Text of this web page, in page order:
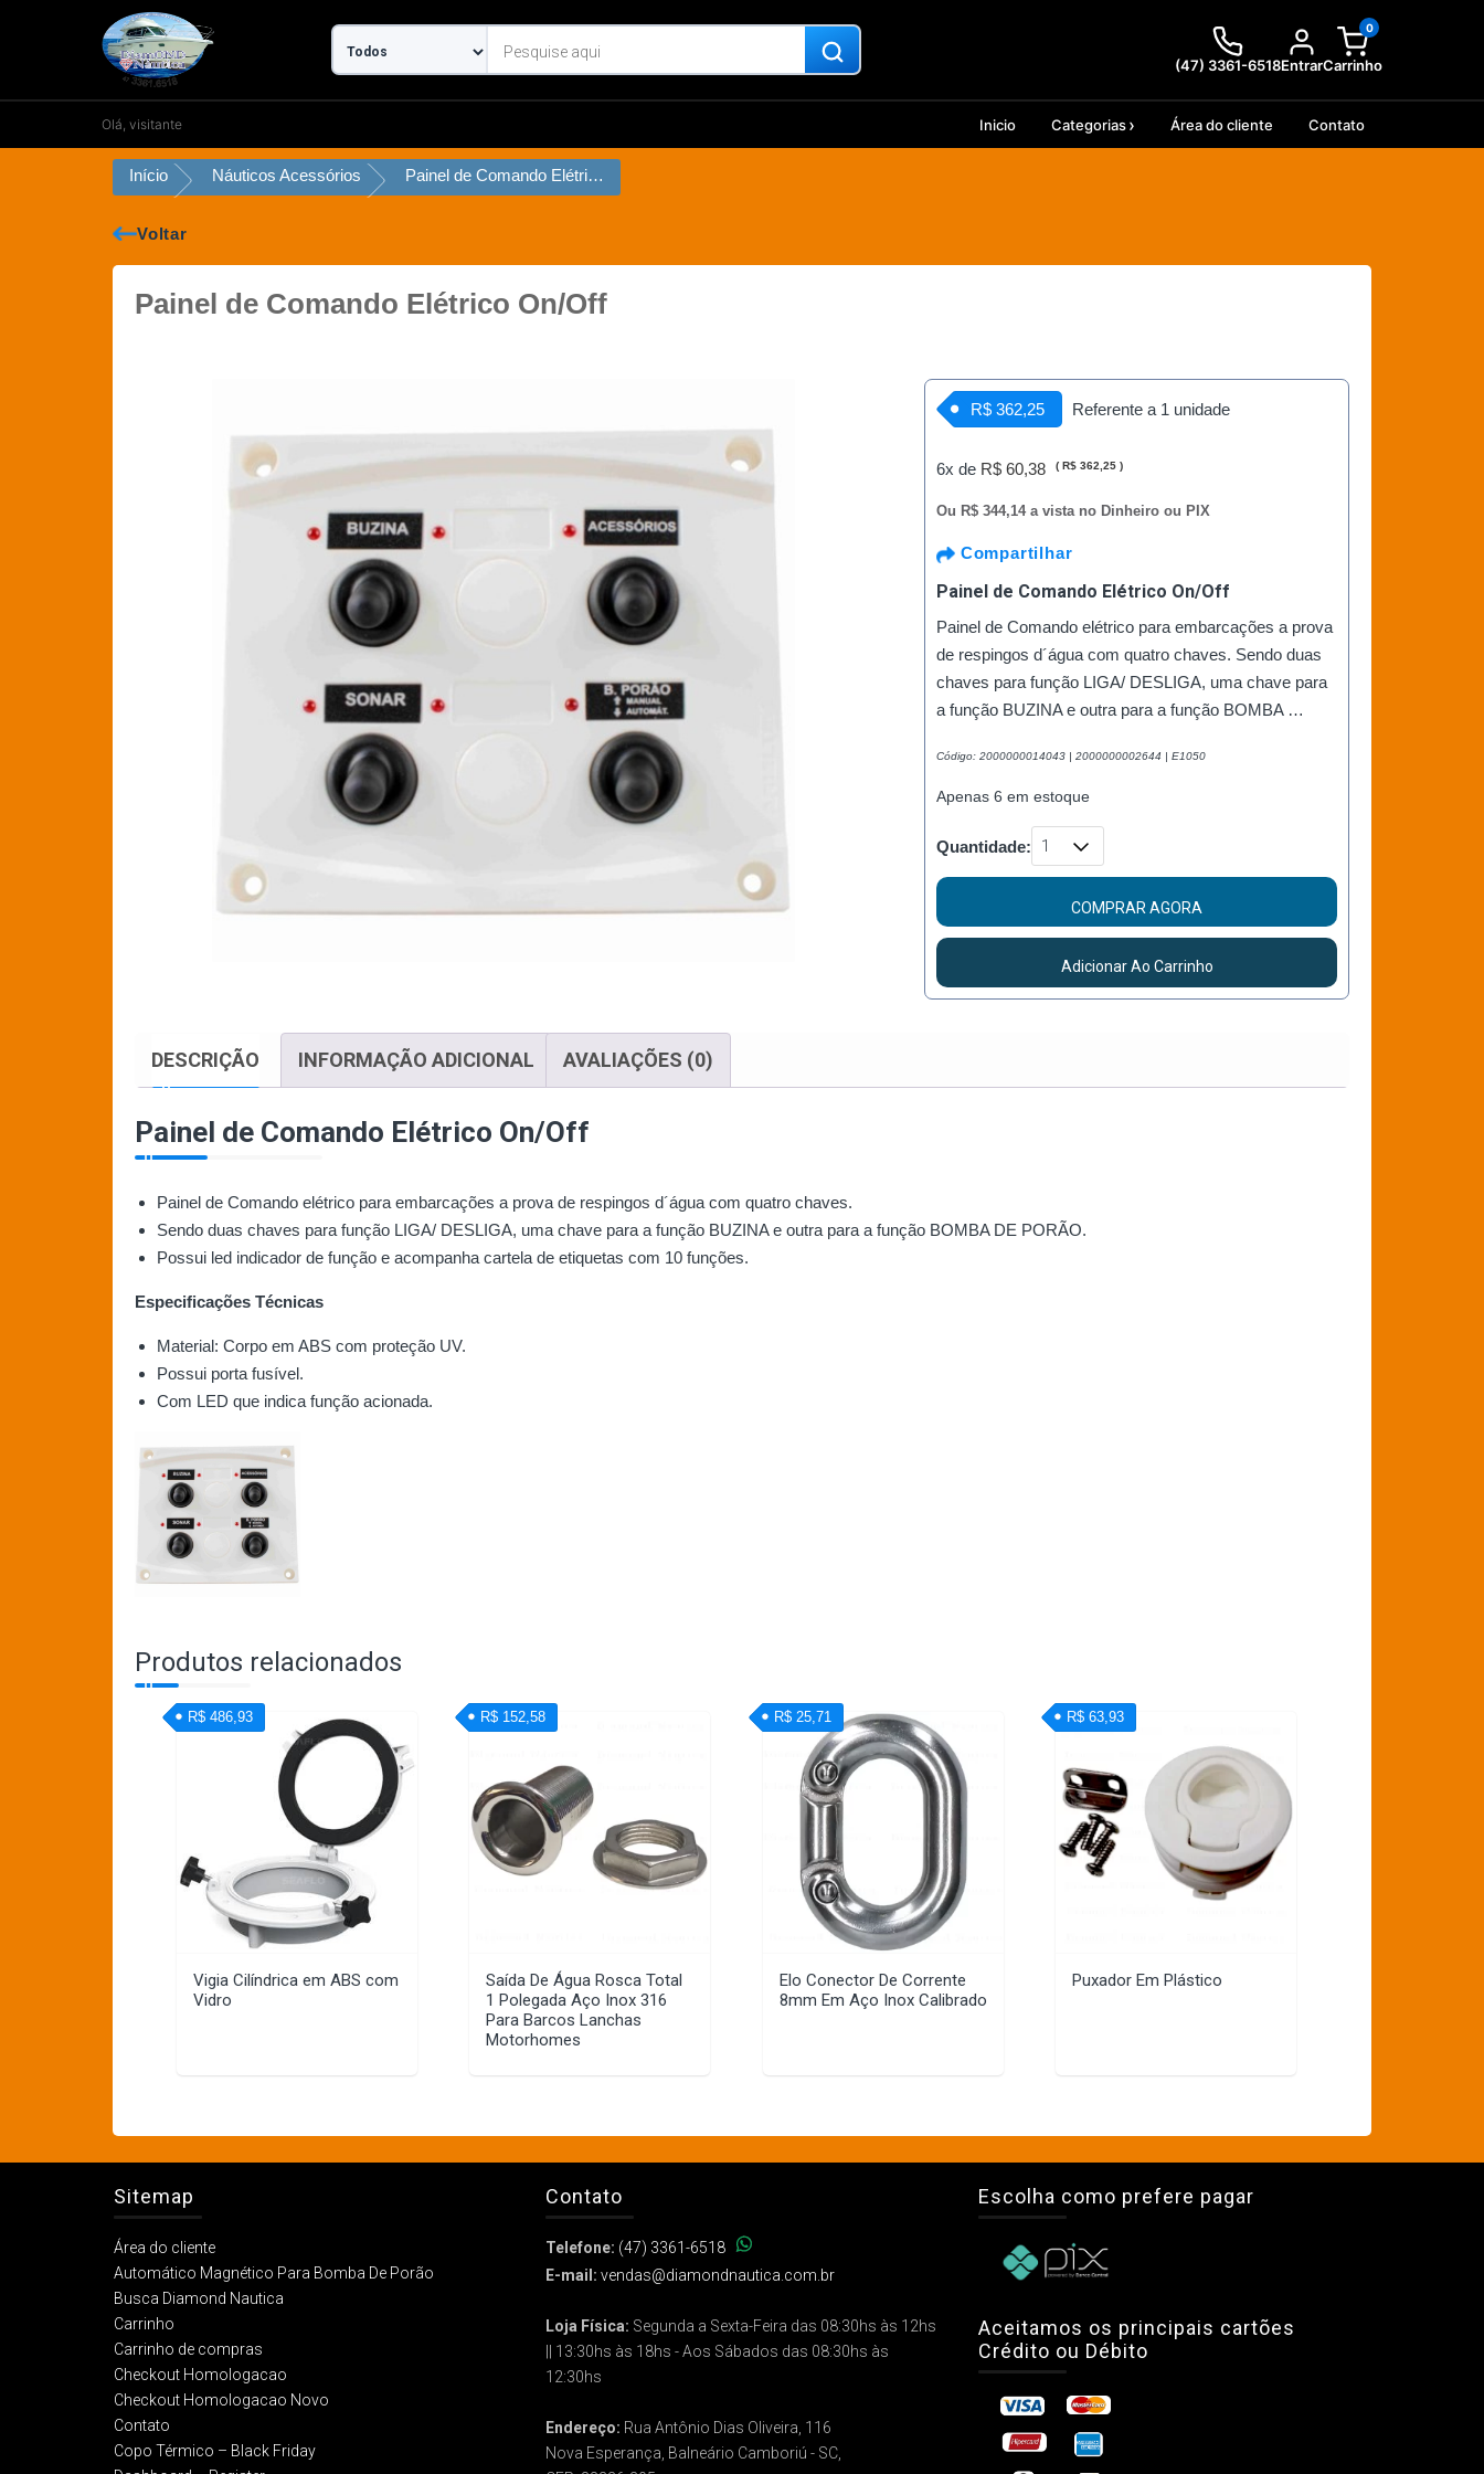
conteúdo
(47) 3361-6518Entrar
0
Carrinho
Olá, visitante Inicio Categorias Área do cliente Contato
Início Náuticos Acessórios Painel de Comando Elétrico On/Off
Voltar
Painel de Comando Elétrico On/Off
R$ 362,25 Referente a 1 unidade
6x de R$ 60,38 ( R$ 362,25 )
Ou R$ 344,14 a vista no Dinheiro ou PIX
Compartilhar
Painel de Comando Elétrico On/Off
Painel de Comando elétrico para embarcações a prova
de respingos d´água com quatro chaves. Sendo duas
chaves para função LIGA/ DESLIGA, uma chave para
a função BUZINA e outra para a função BOMBA …
Código: 2000000014043 | 2000000002644 | E1050
Apenas 6 em estoque
Quantidade:
COMPRAR AGORA
Adicionar Ao Carrinho
DESCRIÇÃO INFORMAÇÃO ADICIONAL AVALIAÇÕES (0)
Painel de Comando Elétrico On/Off
Painel de Comando elétrico para embarcações a prova de respingos d´água com quatro chaves.
Sendo duas chaves para função LIGA/ DESLIGA, uma chave para a função BUZINA e outra para a função BOMBA DE PORÃO.
Possui led indicador de função e acompanha cartela de etiquetas com 10 funções.
Especificações Técnicas
Material: Corpo em ABS com proteção UV.
Possui porta fusível.
Com LED que indica função acionada.
Produtos relacionados
Vigia Cilíndrica em ABS com
Vidro
R$ 486,93
Saída De Água Rosca Total
1 Polegada Aço Inox 316
Para Barcos Lanchas
Motorhomes
R$ 152,58
Elo Conector De Corrente
8mm Em Aço Inox Calibrado
R$ 25,71
Puxador Em Plástico
R$ 63,93
Sitemap
Área do cliente
Automático Magnético Para Bomba De Porão
Busca Diamond Nautica
Carrinho
Carrinho de compras
Checkout Homologacao
Checkout Homologacao Novo
Contato
Copo Térmico – Black Friday
Contato
Telefone: (47) 3361-6518
E-mail: vendas@diamondnautica.com.br
Loja Física: Segunda a Sexta-Feira das 08:30hs às 12hs
|| 13:30hs às 18hs - Aos Sábados das 08:30hs às
12:30hs
Endereço: Rua Antônio Dias Oliveira, 116
Nova Esperança, Balneário Camboriú - SC,
Escolha como prefere pagar
Aceitamos os principais cartões
Crédito ou Débito